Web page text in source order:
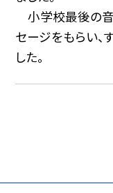
小学校最後の音
セージをもらい、
した。